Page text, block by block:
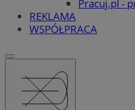
Pracuj.pl -
REKLAMA
WSPÓŁPRACA